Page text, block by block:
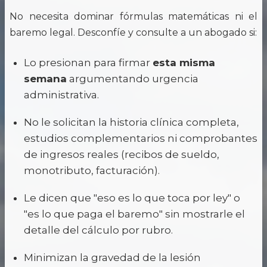
No necesita dominar fórmulas matemáticas ni el
baremo legal. Desconfíe y consulte a un abogado si:
Lo presionan para firmar esta misma
semana argumentando urgencia
administrativa.
No le solicitan la historia clínica completa,
estudios complementarios ni comprobantes
de ingresos reales (recibos de sueldo,
monotributo, facturación).
Le dicen que "eso es lo que toca por ley" o
"es lo que paga el baremo" sin mostrarle el
detalle del cálculo por rubro.
Minimizan la gravedad de la lesión